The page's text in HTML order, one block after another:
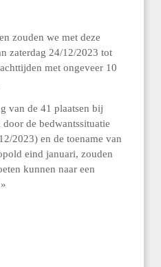
zouden we met deze
zaterdag 24/12/2023 tot
met ongeveer 10
van de 41 plaatsen bij
de bedwantssituatie
2023) en de toename van
eind januari, zouden
kunnen naar een